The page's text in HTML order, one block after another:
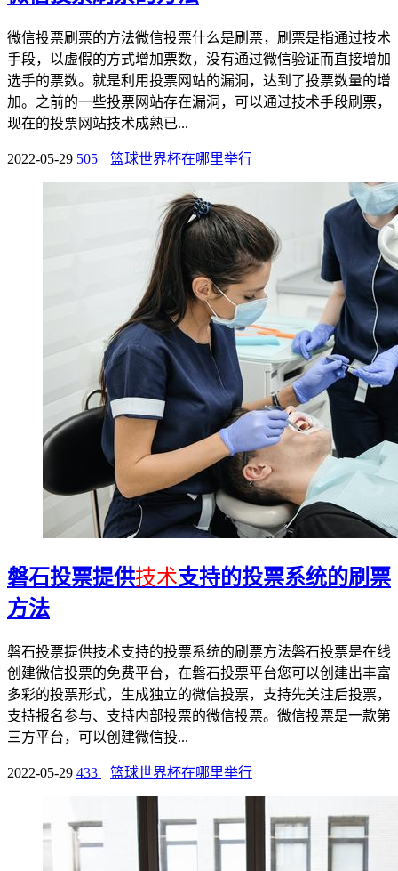
微信投票刷票的方法微信投票什么是刷票，刷票是指通过技术
手段，以虚假的方式增加票数，没有通过微信验证而直接增加
选手的票数。就是利用投票网站的漏洞，达到了投票数量的增
加。之前的一些投票网站存在漏洞，可以通过技术手段刷票，
现在的投票网站技术成熟已...
2022-05-29 505 篮球世界杯在哪里举行
磐石投票提供技术支持的投票系统的刷票
方法
磐石投票提供技术支持的投票系统的刷票方法磐石投票是在线
创建微信投票的免费平台，在磐石投票平台您可以创建出丰富
多彩的投票形式，生成独立的微信投票，支持先关注后投票，
支持报名参与、支持内部投票的微信投票。微信投票是一款第
三方平台，可以创建微信投...
2022-05-29 433 篮球世界杯在哪里举行